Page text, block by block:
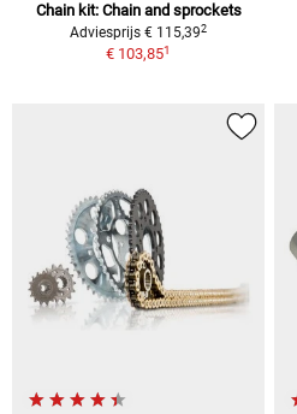
Chain kit: Chain and sprockets
Adviesprijs € 115,392
€ 103,851